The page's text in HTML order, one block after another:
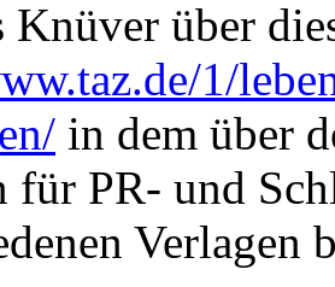
Knüver über
1/
in dem über
für PR- und
Verlagen